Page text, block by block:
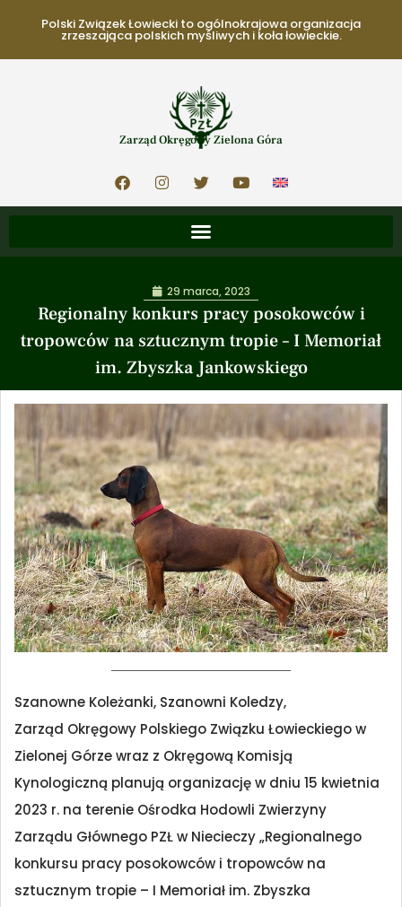
Polski Związek Łowiecki to ogólnokrajowa organizacja
zrzeszająca polskich myśliwych i koła łowieckie.
Zarząd Okręgowy Zielona Góra
Regionalny konkurs pracy posokowców i
tropowców na sztucznym tropie – I Memoriał
im. Zbyszka Jankowskiego
29 marca, 2023
Szanowne Koleżanki, Szanowni Koledzy,
Zarząd Okręgowy Polskiego Związku Łowieckiego w
Zielonej Górze wraz z Okręgową Komisją
Kynologiczną planują organizację w dniu 15 kwietnia
2023 r. na terenie Ośrodka Hodowli Zwierzyny
Zarządu Głównego PZŁ w Niecieczy „Regionalnego
konkursu pracy posokowców i tropowców na
sztucznym tropie – I Memoriał im. Zbyszka